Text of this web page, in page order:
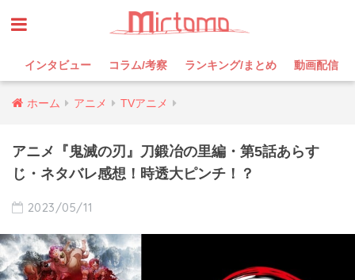
インタビュー コラム/考察 ランキング/まとめ 動画配信
ホーム アニメ TVアニメ
アニメ『鬼滅の刃』刀鍛冶の里編・第5話あらす
じ・ネタバレ感想！時透大ピンチ！？
2023/05/11